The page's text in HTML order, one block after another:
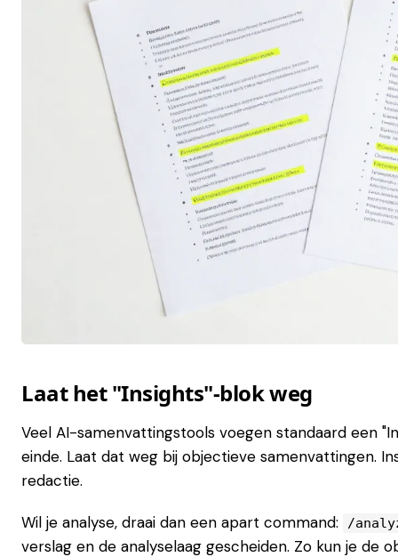
Laat het "Insights"-blok weg
Veel AI-samenvattingstools voegen standaard een
einde. Laat dat weg bij objectieve samenvattingen.
redactie.
Wil je analyse, draai dan een apart command: /
verslag en de analyselaag gescheiden. Zo kun je